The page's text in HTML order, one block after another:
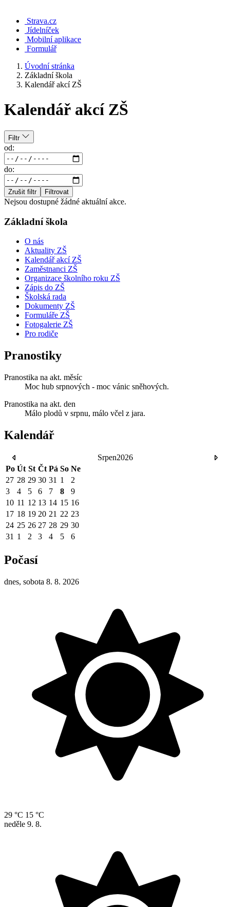
Strava.cz
Jídelníček
Mobilní aplikace
Formulář
Úvodní stránka
Základní škola
Kalendář akcí ZŠ
Kalendář akcí ZŠ
Filtr
od:
do:
Zrušit filtr Filtrovat
Nejsou dostupné žádné aktuální akce.
Základní škola
O nás
Aktuality ZŠ
Kalendář akcí ZŠ
Zaměstnanci ZŠ
Organizace školního roku ZŠ
Zápis do ZŠ
Školská rada
Dokumenty ZŠ
Formuláře ZŠ
Fotogalerie ZŠ
Pro rodiče
Pranostiky
Pranostika na akt. měsíc
Moc hub srpnových - moc vánic sněhových.
Pranostika na akt. den
Málo plodů v srpnu, málo včel z jara.
Kalendář
Srpen2026
Po Út St Čt Pá So Ne
27 28 29 30 31 1
2
3
4 5 6 7 8
9
10 11 12 13 14 15 16
17 18 19 20 21 22 23
24 25 26 27 28 29 30
31 1 2 3 4 5 6
Počasí
dnes, sobota 8. 8. 2026
29 °C 15 °C
neděle 9. 8.